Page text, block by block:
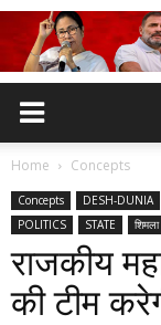
Home Concepts
Concepts DESH-DUNIA
POLITICS
STATE शिमला
राजकीय
की टीम